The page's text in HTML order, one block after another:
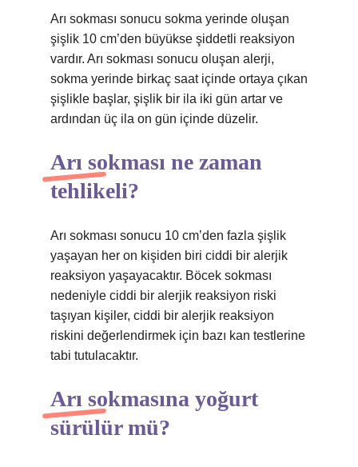
Arı sokması sonucu sokma yerinde oluşan
şişlik 10 cm’den büyükse şiddetli reaksiyon
vardır. Arı sokması sonucu oluşan alerji,
sokma yerinde birkaç saat içinde ortaya çıkan
şişlikle başlar, şişlik bir ila iki gün artar ve
ardından üç ila on gün içinde düzelir.
Arı sokması ne zaman
tehlikeli?
Arı sokması sonucu 10 cm’den fazla şişlik
yaşayan her on kişiden biri ciddi bir alerjik
reaksiyon yaşayacaktır. Böcek sokması
nedeniyle ciddi bir alerjik reaksiyon riski
taşıyan kişiler, ciddi bir alerjik reaksiyon
riskini değerlendirmek için bazı kan testlerine
tabi tutulacaktır.
Arı sokmasına yoğurt
sürülür mü?